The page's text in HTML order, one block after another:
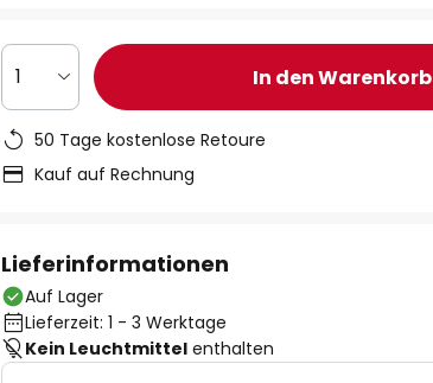
1 In den Warenkorb
50 Tage kostenlose Retoure
Kauf auf Rechnung
Lieferinformationen
Auf Lager
Lieferzeit: 1 - 3 Werktage
Kein Leuchtmittel enthalten